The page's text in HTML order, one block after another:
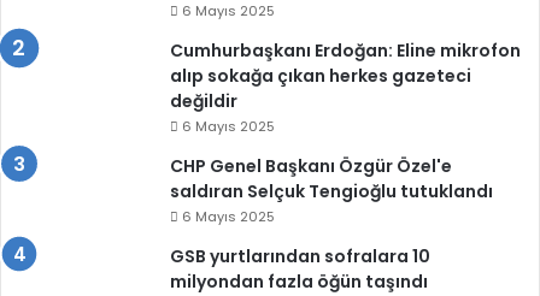
6 Mayıs 2025
Cumhurbaşkanı Erdoğan: Eline mikrofon
alıp sokağa çıkan herkes gazeteci
değildir
6 Mayıs 2025
CHP Genel Başkanı Özgür Özel'e
saldıran Selçuk Tengioğlu tutuklandı
6 Mayıs 2025
GSB yurtlarından sofralara 10
milyondan fazla öğün taşındı